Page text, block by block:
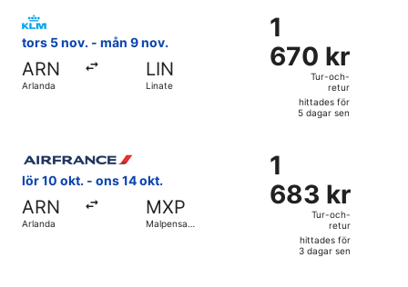
dagar
sen
tors 5 nov. - mån 9 nov.
ARN
Arlanda
LIN
Linate
1
670 kr
Tur-
retur,
hittades
dagar
sen
1
670 kr
Tur-och-
retur
hittades för
5 dagar sen
Välj flyg med KLM, med avresa tors 5 nov. från
lör 10 okt. - ons 14 okt.
ARN
Arlanda
MXP
Malpensa
1
683 kr
Tur-
retur,
hittades
1
683 kr
Tur-och-
retur
hittades för
3 dagar sen